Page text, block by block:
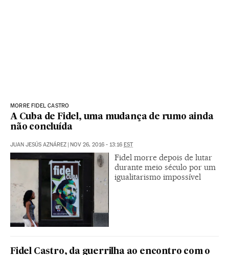
MORRE FIDEL CASTRO
A Cuba de Fidel, uma mudança de rumo ainda
não concluída
JUAN JESÚS AZNÁREZ | NOV 26, 2016 - 13:16 EST
Fidel morre depois de lutar
durante meio século por um
igualitarismo impossível
Fidel Castro, da guerrilha ao encontro com o